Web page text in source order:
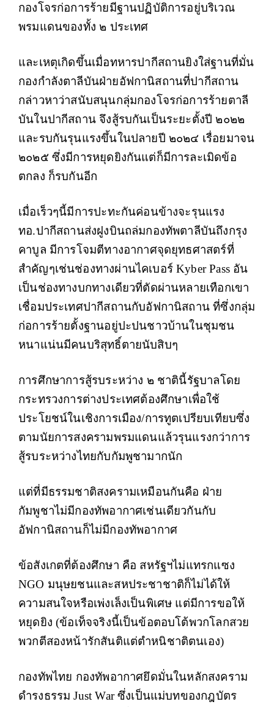
กองโจรก่อการร้ายมีฐานปฏิบัติการอยู่บริเวณ
พรมแดนของทั้ง ๒ ประเทศ
และเหตุเกิดขึ้นเมื่อทหารปากีสถานยิงใส่ฐานที่มั่น
กองกำลังตาลีบันฝ่ายอัฟกานิสถานที่ปากีสถาน
กล่าวหาว่าสนับสนุนกลุ่มกองโจรก่อการร้ายตาลี
บันในปากีสถาน จึงสู้รบกันเป็นระยะตั้งปี ๒๐๒๒
และรบกันรุนแรงขึ้นในปลายปี ๒๐๒๔ เรื่อยมาจน
๒๐๒๕ ซึ่งมีการหยุดยิงกันแต่ก็มีการละเมิดข้อ
ตกลง ก็รบกันอีก
เมื่อเร็วๆนี้มีการปะทะกันค่อนข้างจะรุนแรง
ทอ.ปากีสถานส่งฝูงบินถล่มกองทัพตาลีบันถึงกรุง
คาบูล มีการโจมตีทางอากาศจุดยุทธศาสตร์ที่
สำคัญๆเช่นช่องทางผ่านไคเบอร์ Kyber Pass อัน
เป็นช่องทางบกทางเดียวที่ตัดผ่านหลายเทือกเขา
เชื่อมประเทศปากีสถานกับอัฟกานิสถาน ที่ซึ่งกลุ่ม
ก่อการร้ายตั้งฐานอยู่ปะปนชาวบ้านในชุมชน
หนาแน่นมีคนบริสุทธิ์ตายนับสิบๆ
การศึกษาการสู้รบระหว่าง ๒ ชาตินี้รัฐบาลโดย
กระทรวงการต่างประเทศต้องศึกษาเพื่อใช้
ประโยชน์ในเชิงการเมือง/การทูตเปรียบเทียบซึ่ง
ตามนัยการสงครามพรมแดนแล้วรุนแรงกว่าการ
สู้รบระหว่างไทยกับกัมพูชามากนัก
แต่ที่มีธรรมชาติสงครามเหมือนกันคือ ฝ่าย
กัมพูชาไม่มีกองทัพอากาศเช่นเดียวกันกับ
อัฟกานิสถานก็ไม่มีกองทัพอากาศ
ข้อสังเกตที่ต้องศึกษา คือ สหรัฐฯไม่แทรกแซง
NGO มนุษยชนและสหประชาชาติก็ไม่ได้ให้
ความสนใจหรือเพ่งเล็งเป็นพิเศษ แต่มีการขอให้
หยุดยิง (ข้อเท็จจริงนี้เป็นข้อตอบโต้พวกโลกสวย
พวกตีสองหน้ารักสันติแต่ตำหนิชาติตนเอง)
กองทัพไทย กองทัพอากาศยึดมั่นในหลักสงคราม
ดำรงธรรม Just War ซึ่งเป็นแม่บทของกฎบัตร